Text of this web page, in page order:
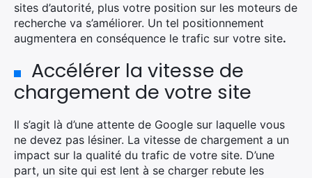
sites d’autorité, plus votre position sur les moteurs de
recherche va s’améliorer. Un tel positionnement
augmentera en conséquence le trafic sur votre site.
Accélérer la vitesse de
chargement de votre site
Il s’agit là d’une attente de Google sur laquelle vous
ne devez pas lésiner. La vitesse de chargement a un
impact sur la qualité du trafic de votre site. D’une
part, un site qui est lent à se charger rebute les